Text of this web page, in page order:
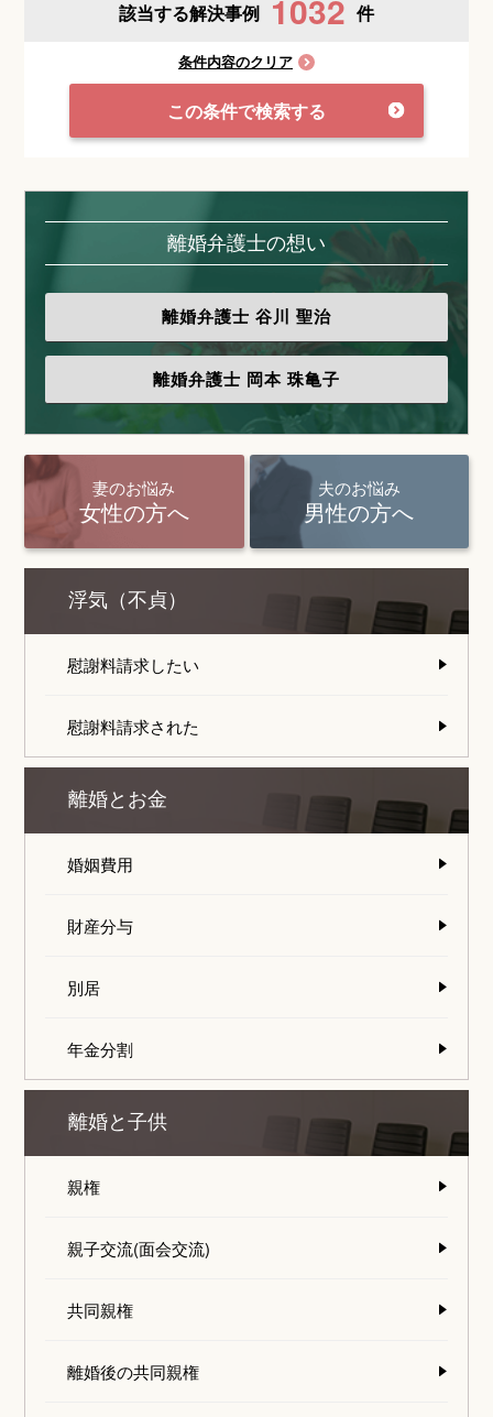
該当する解決事例 1032 件
条件内容のクリア
この条件で検索する
離婚弁護士の想い
離婚弁護士 谷川 聖治
離婚弁護士 岡本 珠亀子
妻のお悩み
女性の方へ
夫のお悩み
男性の方へ
浮気（不貞）
慰謝料請求したい
慰謝料請求された
離婚とお金
婚姻費用
財産分与
別居
年金分割
離婚と子供
親権
親子交流(面会交流)
共同親権
離婚後の共同親権